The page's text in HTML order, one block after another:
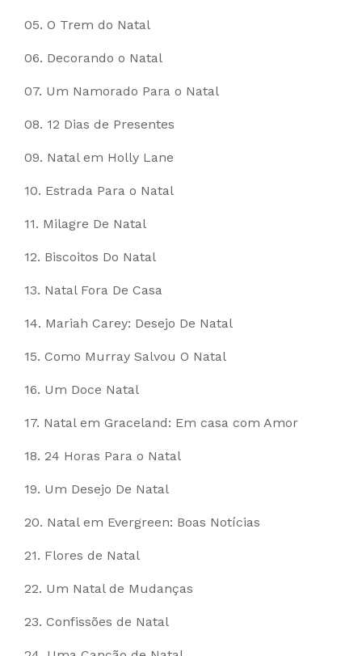
05. O Trem do Natal
06. Decorando o Natal
07. Um Namorado Para o Natal
08. 12 Dias de Presentes
09. Natal em Holly Lane
10. Estrada Para o Natal
11. Milagre De Natal
12. Biscoitos Do Natal
13. Natal Fora De Casa
14. Mariah Carey: Desejo De Natal
15. Como Murray Salvou O Natal
16. Um Doce Natal
17. Natal em Graceland: Em casa com Amor
18. 24 Horas Para o Natal
19. Um Desejo De Natal
20. Natal em Evergreen: Boas Notícias
21. Flores de Natal
22. Um Natal de Mudanças
23. Confissões de Natal